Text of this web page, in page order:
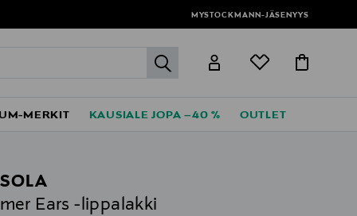
MYSTOCKMANN-JÄSENYYS
label.header.go
MERKIT KAUSIALE JOPA –40 % OUTLET
Ears -lippalakki